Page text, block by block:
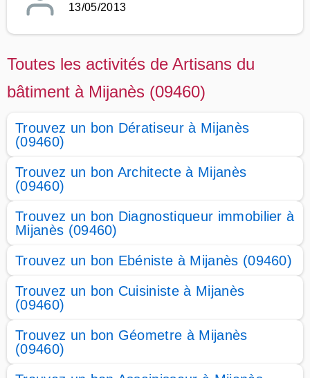
13/05/2013
Toutes les activités de Artisans du
bâtiment à Mijanès (09460)
Trouvez un bon Dératiseur à Mijanès
(09460)
Trouvez un bon Architecte à Mijanès
(09460)
Trouvez un bon Diagnostiqueur immobilier à
Mijanès (09460)
Trouvez un bon Ebéniste à Mijanès (09460)
Trouvez un bon Cuisiniste à Mijanès
(09460)
Trouvez un bon Géometre à Mijanès
(09460)